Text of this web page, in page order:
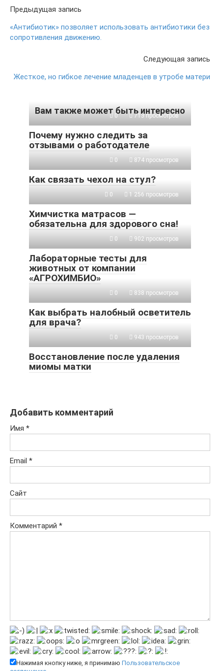
Предыдущая запись
«Антибиотик» позволяет использовать антибиотики без
сопротивления движению.
Следующая запись
Жесткое, но гибкое лечение младенцев в утробе матери
Вам также может быть интересно
0 713 просмотров
Почему нужно следить за
отзывами о работодателе
0 874 просмотров
Как связать чехол на стул?
0 1 256 просмотров
Химчистка матрасов —
обязательна для здорового сна!
0 902 просмотров
Лабораторные тесты для
животных от компании
«АГРОХИМБИО»
0 838 просмотров
Как выбрать налобный осветитель
для врача?
0 943 просмотров
Восстановление после удаления
миомы матки
Добавить комментарий
Имя *
Email *
Сайт
Комментарий *
Нажимая кнопку ниже, я принимаю Пользовательское